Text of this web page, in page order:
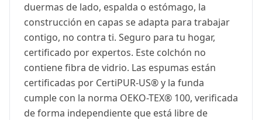
duermas de lado, espalda o estómago, la
construcción en capas se adapta para trabajar
contigo, no contra ti. Seguro para tu hogar,
certificado por expertos. Este colchón no
contiene fibra de vidrio. Las espumas están
certificadas por CertiPUR-US® y la funda
cumple con la norma OEKO-TEX® 100, verificada
de forma independiente que está libre de